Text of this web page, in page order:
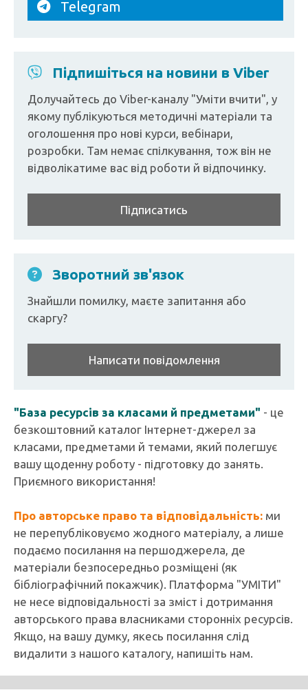
Telegram
Підпишіться на новини в Viber
Долучайтесь до Viber-каналу "Уміти вчити", у
якому публікуються методичні матеріали та
оголошення про нові курси, вебінари,
розробки. Там немає спілкування, тож він не
відволікатиме вас від роботи й відпочинку.
Підписатись
Зворотний зв'язок
Знайшли помилку, маєте запитання або
скаргу?
Написати повідомлення
"База ресурсів за класами й предметами" - це
безкоштовний каталог Інтернет-джерел за
класами, предметами й темами, який полегшує
вашу щоденну роботу - підготовку до занять.
Приємного використання!
Про авторське право та відповідальність: ми
не перепубліковуємо жодного матеріалу, а лише
подаємо посилання на першоджерела, де
матеріали безпосередньо розміщені (як
бібліографічний покажчик). Платформа "УМІТИ"
не несе відповідальності за зміст і дотримання
авторського права власниками сторонніх ресурсів.
Якщо, на вашу думку, якесь посилання слід
видалити з нашого каталогу, напишіть нам.